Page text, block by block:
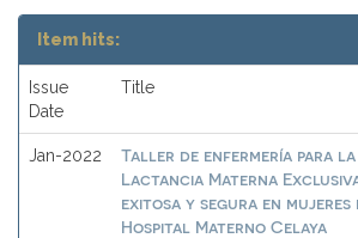
Item hits:
Issue
Date
Title
Jan-2022
Taller de enfermería para la
Lactancia Materna
exitosa y segura en mujeres
Hospital Materno Celaya